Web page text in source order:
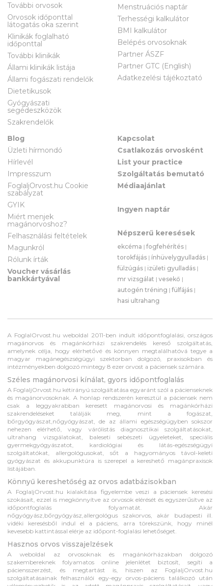
További orvosok
Orvosok időponttal
látogatás oka szerint
Klinikák foglalható
időponttal
További klinikák
Állami klinikák listája
Állami fogászati rendelők
Dietetikusok
Gyógyászati
segédeszközök
Szakrendelők
Menstruációs naptár
Terhességi kalkulátor
BMI kalkulátor
Belépés orvosoknak
Partner ÁSZF
Partner GTC (English)
Adatkezelési tájékoztató
Blog
Üzleti hírmondó
Hírlevél
Impresszum
FoglaljOrvost.hu Cookie
szabályzat
GYIK
Miért menjek
magánorvoshoz?
Felhasználási feltételek
Magunkról
Rólunk írták
Voucher vásárlás
bankkártyával
Kapcsolat
Csatlakozás orvosként
List your practice
Szolgáltatás bemutató
Médiaajánlat
Ingyen naptár
Népszerű keresések
ekcéma |fogfehérítés |
torokfájás | ínhüvelygyulladás |
fülzúgás | izületi gyulladás |
mr vizsgálat | vesekő |
autogén tréning |fülfájás |
hasi ultrahang
A FoglalOrvost.hu weboldal 2011-ben indult időpontfoglalási, országos
magánorvos és magánkórházi szakrendelés kereső szolgáltatás,
amelynek célja, hogy elérhetővé és könnyen megtalálhatóvá tegye a
magyar magánegészségügyi szektorban dolgozó, praxisokban és
intézményekben dolgozó mintegy 8 ezer orvost a páciensek számára.
Széles magánorvosi kínálat, gyors időpontfoglalás
A FoglaljOrvost.hu kétirányú szolgáltatása egyaránt szól a pácienseknek
és magánorvosoknak. A honlap rendszerén keresztül a páciensek nem
csak a leggyakrabban keresett magánorvosi és magánkórházi
szakrendeléseket találják meg, mint a fogászat,
bőrgyógyászat,nőgyógyászat, de az állami egészségügyben sokszor
nehezen elérhető, vagy várólistás diagnosztikai szolgáltatásokat,
ultrahang vizsgálatokat, baleseti sebészeti ügyeleteket, speciális
gyermekgyógyászatot, kardiológiai és látás-egészségügyi
szolgáltatókat, allergológusokat, sőt a hagyományos távol-keleti
gyógyászat és akkupunktúra is szerepel a kereshető magánpraxisok
listájában.
Könnyű kereshetőség az orvos adatbázisokban
A FoglaljOrvost.hu kialakítása figyelembe veszi a páciensek keresési
szokásait, ezzel is megkönnyítve az orvosok elérését és egyszerűsítve az
időpontfoglalás folyamatát. Akár
nőgyógyász,bőrgyógyász,allergológus szakorvos, akár budapesti ill.
vidéki keresésből indul el a páciens, arra törekszünk, hogy minél
kevesebb kattintással elérje az időpont-foglalási lehetőséget.
Hasznos orvos visszajelzések
A weboldal az orvosoknak és magánkórházakban dolgozó
szakembereknek folyamatos online jelenlétet biztosít, segíti a
páciensszerzést, és megtartást is, hiszen az FoglaljOrvost.hu
szolgáltatásainak felhasználói egy-egy orvos-páciens találkozó után